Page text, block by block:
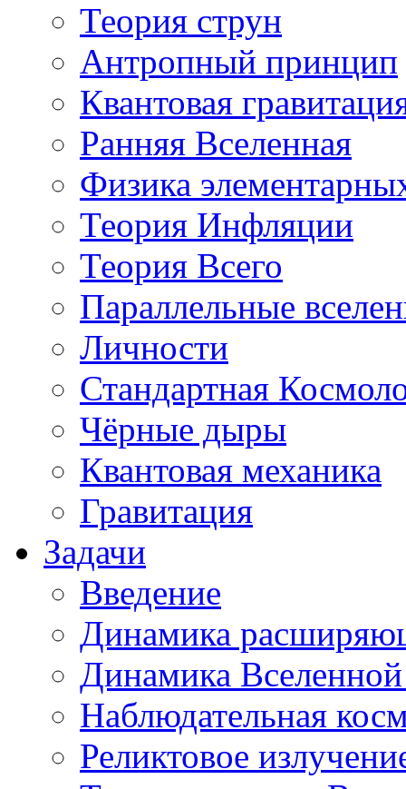
Теория струн
Антропный принцип
Квантовая
Ранняя Вселенная
Физика
Теория Инфляции
Теория Всего
Параллельные
Личности
Стандартная
Чёрные дыры
Квантовая механика
Гравитация
Задачи
Введение
Динамика
Динамика
Наблюдательная
Реликтовое